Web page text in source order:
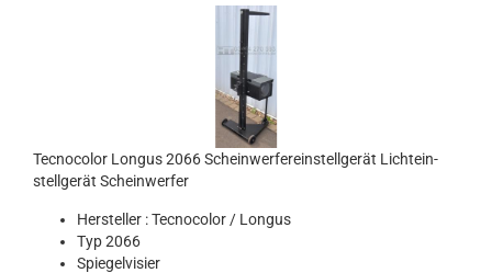
Tec­no­co­lor Lon­gus 2066 Schein­wer­fer­ein­stell­ge­rät Licht­ein­
stell­ge­rät Schein­wer­fer
Her­stel­ler : Tec­no­co­lor / Lon­gus
Typ 2066
Spie­gel­vi­sier